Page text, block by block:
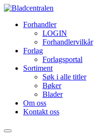
Forhandler
LOGIN
Forhandlervilkår
Forlag
Forlagsportal
Sortiment
Søk i alle titler
Bøker
Blader
Om oss
Kontakt oss